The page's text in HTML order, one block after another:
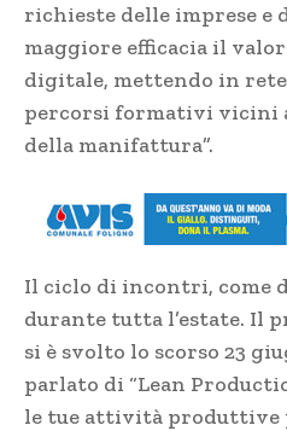
richieste delle imprese e
maggiore efficacia il
digitale, mettendo in
percorsi formativi vicini
della manifattura”.
Il ciclo di incontri, come
durante tutta l’estate. Il
si è svolto lo scorso 23
parlato di “Lean
le tue attività produttive